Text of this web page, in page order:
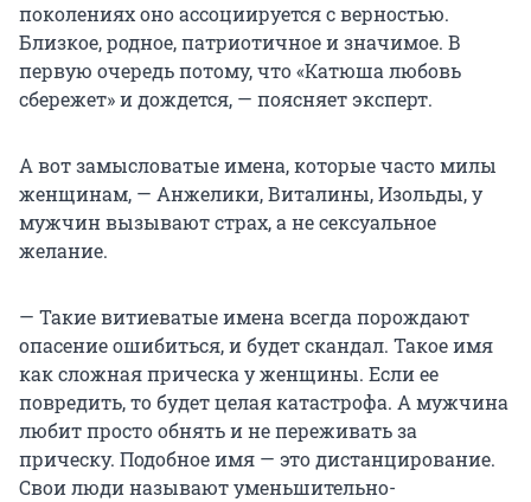
поколениях оно ассоциируется с верностью.
Близкое, родное, патриотичное и значимое. В
первую очередь потому, что «Катюша любовь
сбережет» и дождется, — поясняет эксперт.
А вот замысловатые имена, которые часто милы
женщинам, — Анжелики, Виталины, Изольды, у
мужчин вызывают страх, а не сексуальное
желание.
— Такие витиеватые имена всегда порождают
опасение ошибиться, и будет скандал. Такое имя
как сложная прическа у женщины. Если ее
повредить, то будет целая катастрофа. А мужчина
любит просто обнять и не переживать за
прическу. Подобное имя — это дистанцирование.
Свои люди называют уменьшительно-